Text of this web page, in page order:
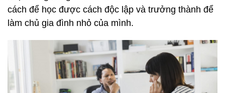
cách để học được cách độc lập và trưởng thành để
làm chủ gia đình nhỏ của mình.